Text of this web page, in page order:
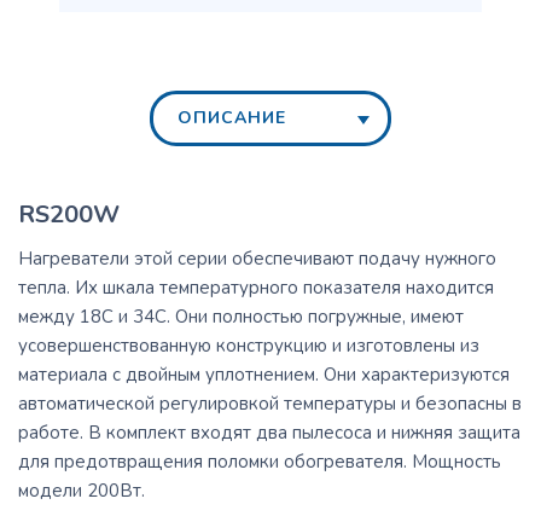
ОПИСАНИЕ
RS200W
Нагреватели этой серии обеспечивают подачу нужного
тепла. Их шкала температурного показателя находится
между 18С и 34С. Они полностью погружные, имеют
усовершенствованную конструкцию и изготовлены из
материала с двойным уплотнением. Они характеризуются
автоматической регулировкой температуры и безопасны в
работе. В комплект входят два пылесоса и нижняя защита
для предотвращения поломки обогревателя. Мощность
модели 200Вт.